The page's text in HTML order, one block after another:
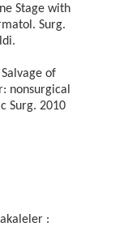
Stage with
Surg.
of
nonsurgical
Surg. 2010
: